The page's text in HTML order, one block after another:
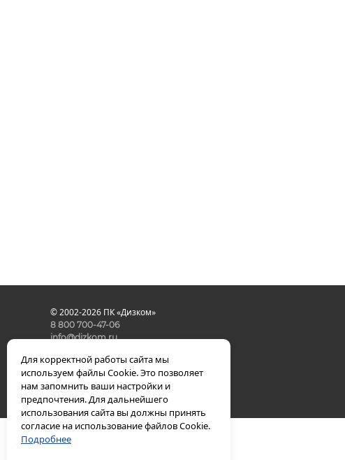
© 2002-2026 ПК «Дизком»
8 800 700-47-06
info@dizkom.ru
Для корректной работы сайта мы
используем файлы Cookie. Это позволяет
нам запомнить ваши настройки и
предпочтения. Для дальнейшего
использования сайта вы должны принять
согласие на использование файлов Cookie.
Подробнее